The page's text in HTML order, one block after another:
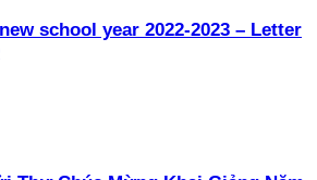
school year 2022-2023 – Letter